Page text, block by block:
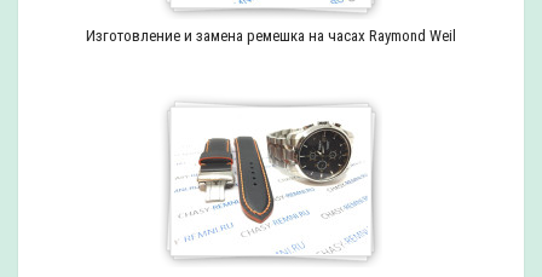
Изготовление и замена ремешка на часах Raymond Weil